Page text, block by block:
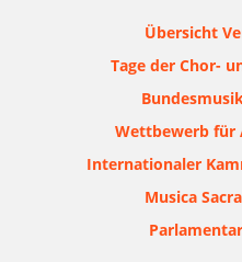
Übersicht
Tage der Chor-
Wettbewerb für
Internationaler
Musica